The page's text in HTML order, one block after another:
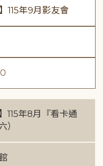
115年9月影友會
115年8月『看卡通
）